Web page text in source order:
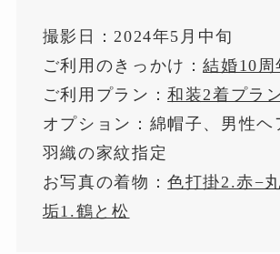
撮影日：2024年5月中旬
ご利用のきっかけ：結婚10周
ご利用プラン：和装2着プラ
オプション：綿帽子、男性ヘ
羽織の家紋指定
お写真の着物：色打掛2.赤−
垢1.鶴と松